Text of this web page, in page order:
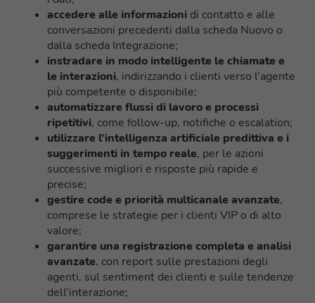
accedere alle informazioni di contatto e alle
conversazioni precedenti dalla scheda Nuovo o
dalla scheda Integrazione;
instradare in modo intelligente le chiamate e
le interazioni, indirizzando i clienti verso l’agente
più competente o disponibile;
automatizzare flussi di lavoro e processi
ripetitivi, come follow-up, notifiche o escalation;
utilizzare l’intelligenza artificiale predittiva e i
suggerimenti in tempo reale, per le azioni
successive migliori e risposte più rapide e
precise;
gestire code e priorità multicanale avanzate,
comprese le strategie per i clienti VIP o di alto
valore;
garantire una registrazione completa e analisi
avanzate, con report sulle prestazioni degli
agenti, sul sentiment dei clienti e sulle tendenze
dell’interazione;